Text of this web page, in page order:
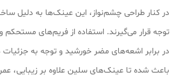
در کنار طراحی چشم‌نواز، این عینک‌ها به دلیل
توجه قرار می‌گیرند. استفاده از فریم‌های
در برابر اشعه‌های مضر خورشید و توجه به جزئیات
باعث شده تا عینک‌های سلین علاوه بر زیبایی، عمر